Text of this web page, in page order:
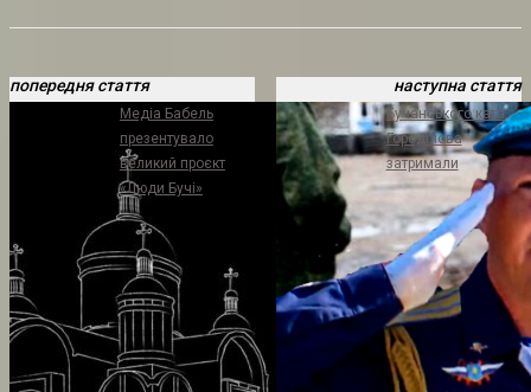
попередня стаття
Медіа Бабель
презентувало
великий проєкт
«Люди Бучі»
наступна стаття
Бучанського ката
Городілова
затримали